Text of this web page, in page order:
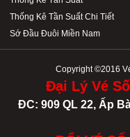
Thống Kê Tần Suất Chi Tiết
Sớ Đầu Đuôi Miền Nam
Copyright ©2016
Đại Lý Vé
ĐC: 909 QL 22, Ấp